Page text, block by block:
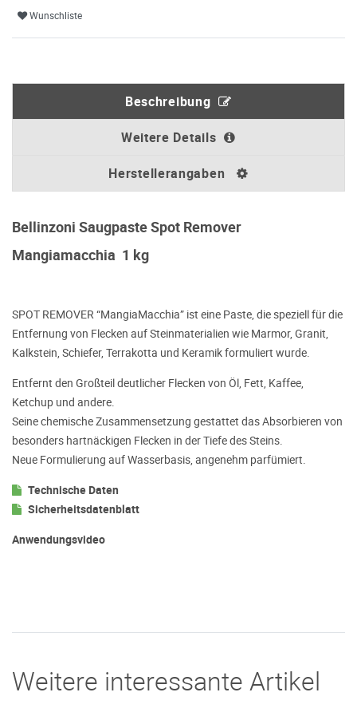
Wunschliste
Beschreibung
Weitere Details
Herstellerangaben
Bellinzoni Saugpaste Spot Remover
Mangiamacchia 1 kg
SPOT REMOVER “MangiaMacchia” ist eine Paste, die speziell für die
Entfernung von Flecken auf Steinmaterialien wie Marmor, Granit,
Kalkstein, Schiefer, Terrakotta und Keramik formuliert wurde.
Entfernt den Großteil deutlicher Flecken von Öl, Fett, Kaffee,
Ketchup und andere.
Seine chemische Zusammensetzung gestattet das Absorbieren von
besonders hartnäckigen Flecken in der Tiefe des Steins.
Neue Formulierung auf Wasserbasis, angenehm parfümiert.
Technische Daten
Sicherheitsdatenblatt
Anwendungsvideo
Weitere interessante Artikel